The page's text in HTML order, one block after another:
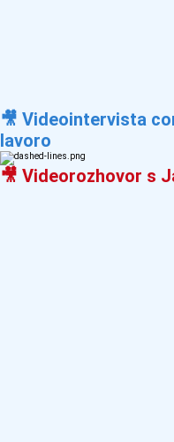
🎥 Videointervista
lavoro
🎥 Videorozhovor s